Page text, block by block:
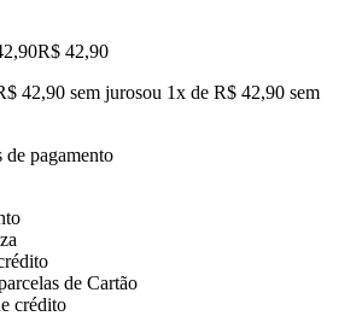
R$ 42,90
42,90 sem jurosou 1x de R$ 42,90 sem
de pagamento
de Cartão
crédito